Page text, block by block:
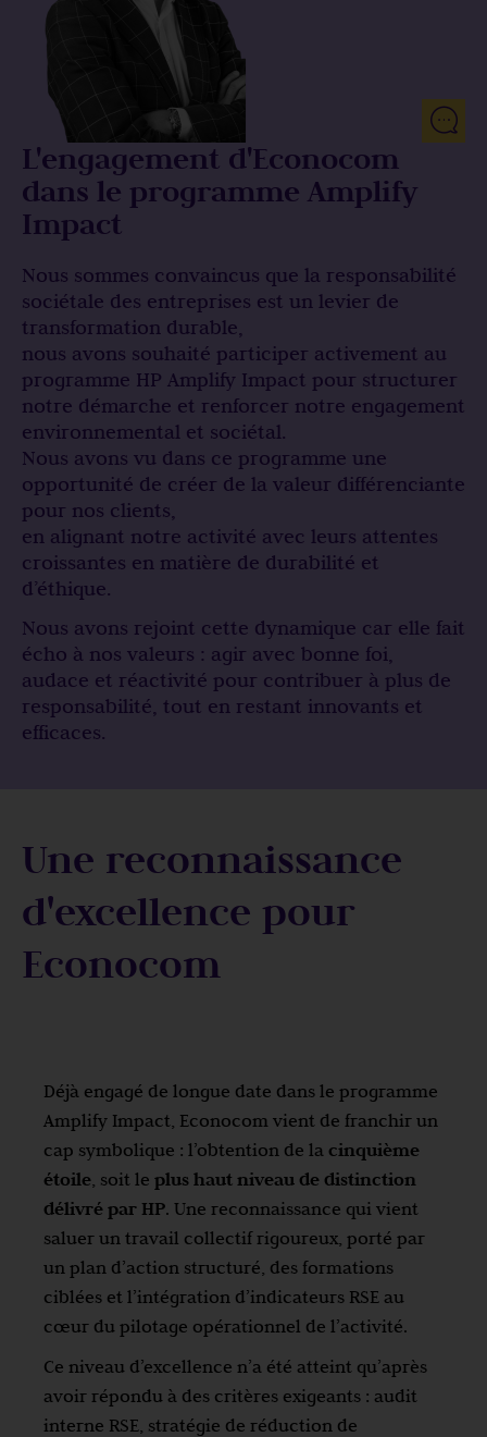
L'engagement d'Econocom
dans le programme Amplify
Impact
Nous sommes convaincus que la responsabilité
sociétale des entreprises est un levier de
transformation durable,
nous avons souhaité participer activement au
programme HP Amplify Impact pour structurer
notre démarche et renforcer notre engagement
environnemental et sociétal.
Nous avons vu dans ce programme une
opportunité de créer de la valeur différenciante
pour nos clients,
en alignant notre activité avec leurs attentes
croissantes en matière de durabilité et
d’éthique.
Nous avons rejoint cette dynamique car elle fait
écho à nos valeurs : agir avec bonne foi,
audace et réactivité pour contribuer à plus de
responsabilité, tout en restant innovants et
efficaces.
Une reconnaissance
d'excellence pour
Econocom
Déjà engagé de longue date dans le programme
Amplify Impact, Econocom vient de franchir un
cap symbolique : l’obtention de la cinquième
étoile , soit le plus haut niveau de distinction
délivré par HP. Une reconnaissance qui vient
saluer un travail collectif rigoureux, porté par
un plan d’action structuré, des formations
ciblées et l’intégration d’indicateurs RSE au
cœur du pilotage opérationnel de l’activité.
Ce niveau d’excellence n’a été atteint qu’après
avoir répondu à des critères exigeants : audit
interne RSE, stratégie de réduction de